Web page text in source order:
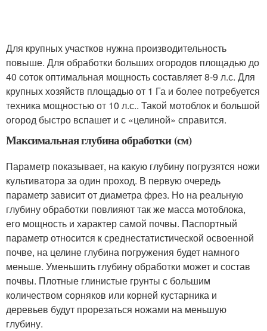
Для крупных участков нужна производительность
повыше. Для обработки больших огородов площадью до
40 соток оптимальная мощность составляет 8-9 л.с. Для
крупных хозяйств площадью от 1 Га и более потребуется
техника мощностью от 10 л.с.. Такой мотоблок и большой
огород быстро вспашет и с «целиной» справится.
Максимальная глубина обработки (см)
Параметр показывает, на какую глубину погрузятся ножи
культиватора за один проход. В первую очередь
параметр зависит от диаметра фрез. Но на реальную
глубину обработки повлияют так же масса мотоблока,
его мощность и характер самой почвы. Паспортный
параметр относится к среднестатистической освоенной
почве, на целине глубина погружения будет намного
меньше. Уменьшить глубину обработки может и состав
почвы. Плотные глинистые грунты с большим
количеством сорняков или корней кустарника и
деревьев будут прорезаться ножами на меньшую
глубину.